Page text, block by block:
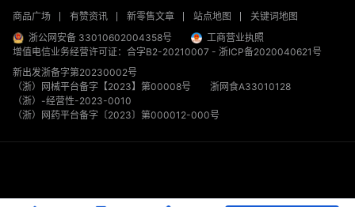
商品广场
有赞资讯 新零售文章 站点地图
关键词地图
浙公网安备 33010602004358号
工商营业执照
增值电信业务经营许可证：合字B2-20210007 - 浙ICP备2020040621号
新出发浙备字第20230002号
（浙）网械平台备字【2023】第00008号
浙网食A33010128
（浙）-经营性-2023-0010
（浙）网药平台备字〔2023〕第000012-000号